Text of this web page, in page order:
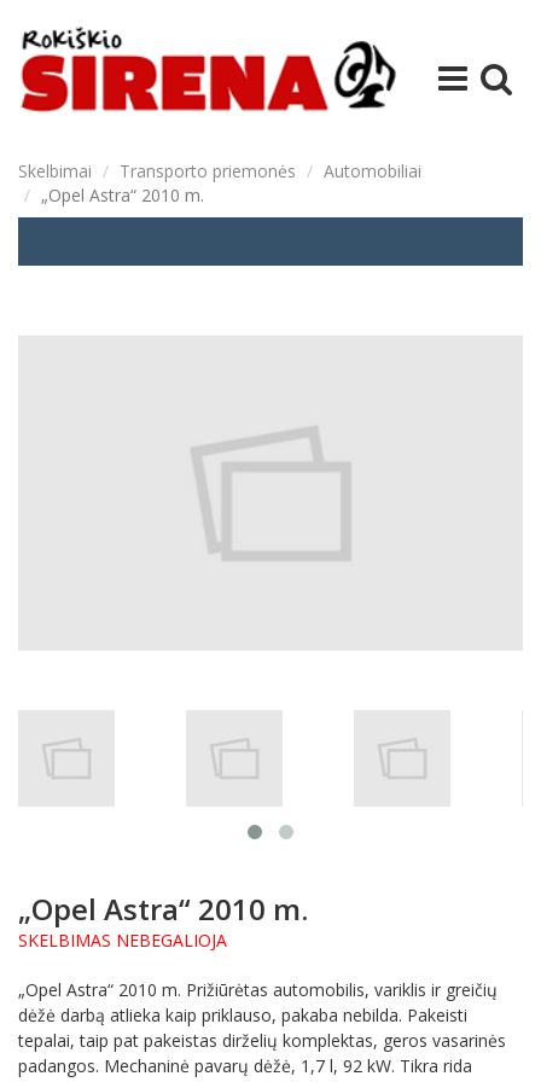
Skelbimai Transporto priemonės
Automobiliai
„Opel Astra“ 2010 m.
„Opel Astra“ 2010 m.
SKELBIMAS NEBEGALIOJA
„Opel Astra“ 2010 m. Prižiūrėtas automobilis, variklis ir greičių
dėžė darbą atlieka kaip priklauso, pakaba nebilda. Pakeisti
tepalai, taip pat pakeistas dirželių komplektas, geros vasarinės
padangos. Mechaninė pavarų dėžė, 1,7 l, 92 kW. Tikra rida